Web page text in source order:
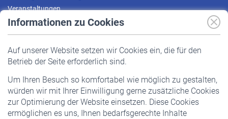
Informationen zu Cookies
Auf unserer Website setzen wir Cookies ein, die für den
Betrieb der Seite erforderlich sind.
Um Ihren Besuch so komfortabel wie möglich zu gestalten,
würden wir mit Ihrer Einwilligung gerne zusätzliche Cookies
zur Optimierung der Website einsetzen. Diese Cookies
ermöglichen es uns, Ihnen bedarfsgerechte Inhalte
Veranstaltungen
Pflichtversicherung
Staatliche Förderung
Veranstaltungen